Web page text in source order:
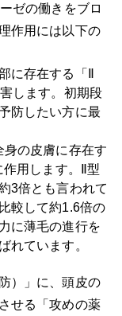
ゼの働きをブロ
作用には以下の
に存在する「Ⅱ
します。初期段
防したい方に最
身の皮膚に存在す
用します。Ⅱ型
3倍とも言われて
較して約1.6倍の
に薄毛の進行を
れています。
）」に、頭皮の
せる「攻めの薬